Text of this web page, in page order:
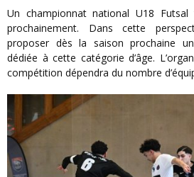
Un championnat national U18 Futsal verra également le jour
prochainement. Dans cette
proposer dès la saison prochaine
dédiée à cette catégorie d’âge.
compétition dépendra du nombre